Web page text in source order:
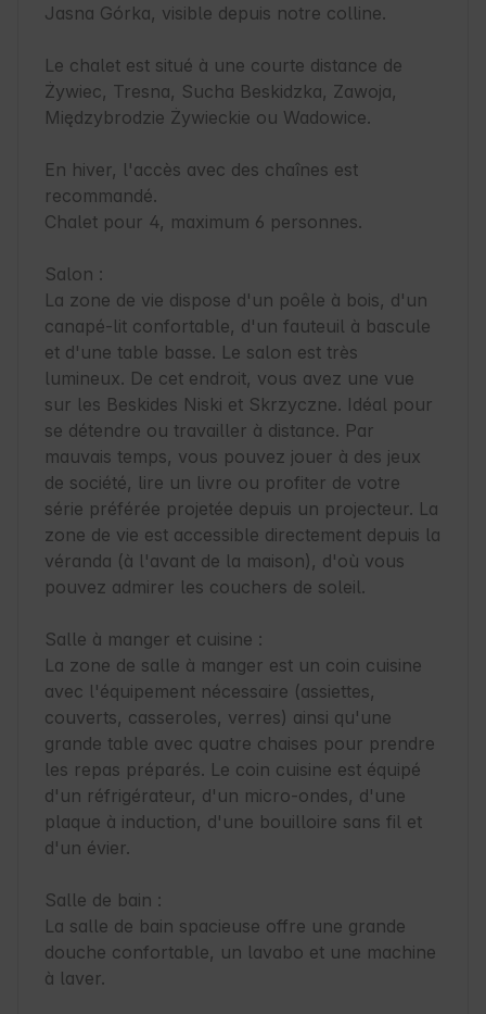
Jasna Górka, visible depuis notre colline.
Le chalet est situé à une courte distance de
Żywiec, Tresna, Sucha Beskidzka, Zawoja,
Międzybrodzie Żywieckie ou Wadowice.
En hiver, l'accès avec des chaînes est
recommandé.
Chalet pour 4, maximum 6 personnes.
Salon :
La zone de vie dispose d'un poêle à bois, d'un
canapé-lit confortable, d'un fauteuil à bascule
et d'une table basse. Le salon est très
lumineux. De cet endroit, vous avez une vue
sur les Beskides Niski et Skrzyczne. Idéal pour
se détendre ou travailler à distance. Par
mauvais temps, vous pouvez jouer à des jeux
de société, lire un livre ou profiter de votre
série préférée projetée depuis un projecteur. La
zone de vie est accessible directement depuis la
véranda (à l'avant de la maison), d'où vous
pouvez admirer les couchers de soleil.
Salle à manger et cuisine :
La zone de salle à manger est un coin cuisine
avec l'équipement nécessaire (assiettes,
couverts, casseroles, verres) ainsi qu'une
grande table avec quatre chaises pour prendre
les repas préparés. Le coin cuisine est équipé
d'un réfrigérateur, d'un micro-ondes, d'une
plaque à induction, d'une bouilloire sans fil et
d'un évier.
Salle de bain :
La salle de bain spacieuse offre une grande
douche confortable, un lavabo et une machine
à laver.